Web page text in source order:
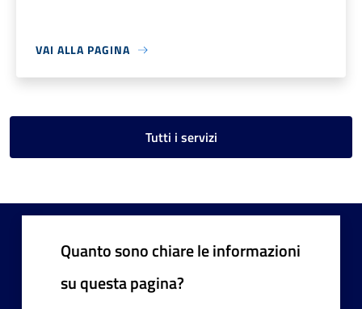
VAI ALLA PAGINA
Tutti i servizi
Quanto sono chiare le informazioni
su questa pagina?